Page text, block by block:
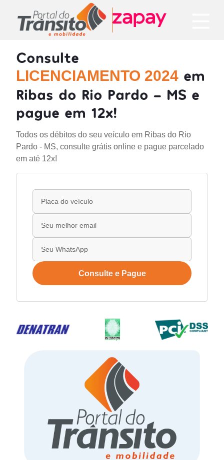
Consulte
LICENCIAMENTO 2024 em
Ribas do Rio Pardo - MS e
pague em 12x!
Todos os débitos do seu veículo em Ribas do Rio
Pardo - MS, consulte grátis online e pague parcelado
em até 12x!
Consulte e Pague